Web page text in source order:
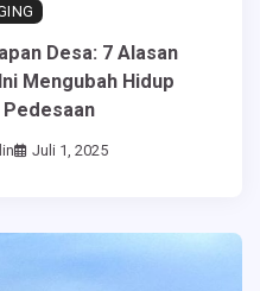
Desa: 7 Alasan
Mengubah Hidup
Juli 1, 2025